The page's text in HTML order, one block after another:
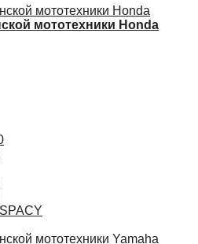
мототехники Honda